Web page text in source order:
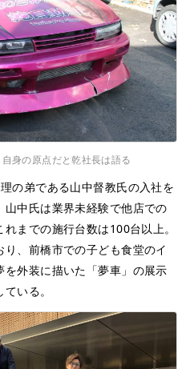
身の原点だと乾社長は語る
の弟である山中督教氏の入社を
中氏は業界未経験で他店での
までの施行台数は100台以上。
、前橋市での子ども食堂のイ
外装に描いた「夢車」の展示
いる。